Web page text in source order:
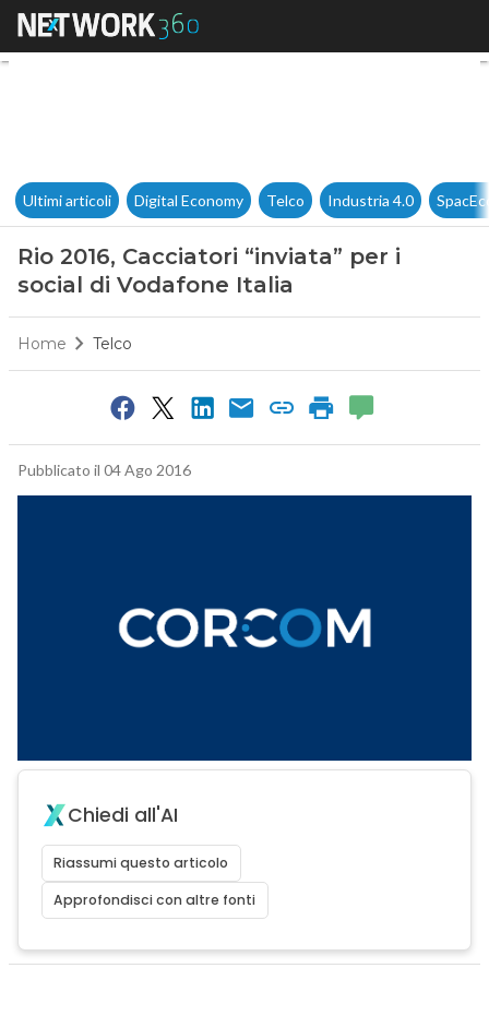
Rio 2016, Cacciatori
Ultimi articoli Digital Economy Telco Industria 4.0
Rio 2016, Cacciatori “inviata” per i
social di Vodafone Italia
Home Telco
Pubblicato il 04 Ago 2016
Chiedi all'AI
Riassumi questo articolo
Approfondisci con altre fonti